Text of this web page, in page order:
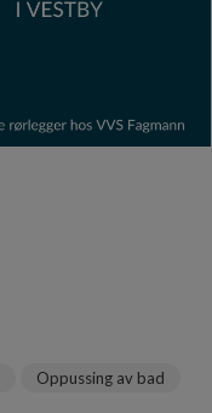
Oppussing av bad